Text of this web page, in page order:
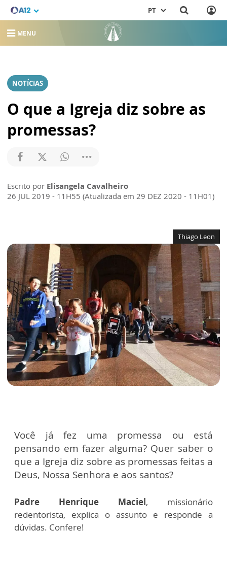
PT
MENU
NOTÍCIAS
O que a Igreja diz sobre as
promessas?
Escrito por Elisangela Cavalheiro
26 JUL 2019 - 11H55 (Atualizada em 29 DEZ 2020 - 11H01)
Thiago Leon
Você já fez uma promessa ou está
pensando em fazer alguma? Quer saber o
que a Igreja diz sobre as promessas feitas a
Deus, Nossa Senhora e aos santos?
Padre Henrique Maciel, missionário
redentorista, explica o assunto e responde a
dúvidas. Confere!